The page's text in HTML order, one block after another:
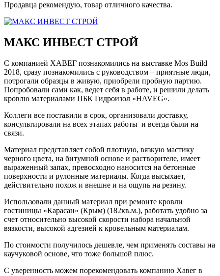
Продавца рекомендую, товар отличного качества.
МАКС ИНВЕСТ СТРОЙ
С компанией ХАВЕГ познакомились на выставке Mos Build
2018, сразу познакомились с руководством – приятные люди,
потрогали образцы в живую, приобрели пробную партию.
Попробовали сами как, ведет себя в работе, и решили делать
кровлю материалами ПБК Гидроизол «HAVEG».
Коллеги все поставили в срок, организовали доставку,
консультировали на всех этапах работы и всегда были на
связи.
Материал представляет собой плотную, вязкую мастику
черного цвета, на битумной основе и растворителе, имеет
выраженный запах, превосходно наносится на бетонные
поверхности и рулонные материалы. Когда высыхает,
действительно похож и внешне и на ощупь на резину.
Использовали данный материал при ремонте кровли
гостиницы «Карасан» (Крым) (182кв.м.), работать удобно за
счет относительно высокой скорости набора начальной
вязкости, высокой адгезией к кровельным материалам.
По стоимости получилось дешевле, чем применять составы на
каучуковой основе, что тоже большой плюс.
С уверенность можем порекомендовать компанию Хавег в